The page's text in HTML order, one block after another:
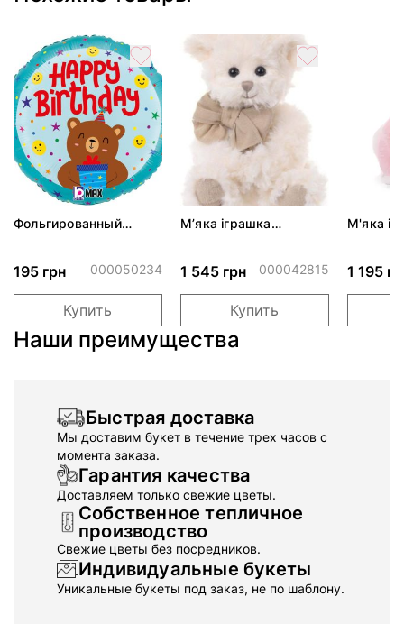
Фольгированный
195 грн 000050234
Купить
М’яка іграшка
1 545 грн 000042815
Купить
М'яка
1 195
Наши преимущества
Быстрая доставка
Мы доставим букет в течение трех часов с
момента заказа.
Гарантия качества
Доставляем только свежие цветы.
Собственное тепличное
производство
Свежие цветы без посредников.
Индивидуальные букеты
Уникальные букеты под заказ, не по шаблону.